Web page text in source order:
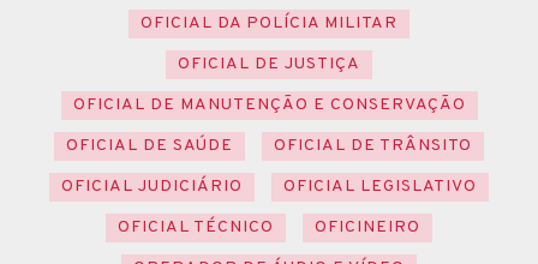
OFICIAL DA POLÍCIA MILITAR
OFICIAL DE JUSTIÇA
OFICIAL DE MANUTENÇÃO E CONSERVAÇÃO
OFICIAL DE SAÚDE
OFICIAL DE TRÂNSITO
OFICIAL JUDICIÁRIO
OFICIAL LEGISLATIVO
OFICIAL TÉCNICO
OFICINEIRO